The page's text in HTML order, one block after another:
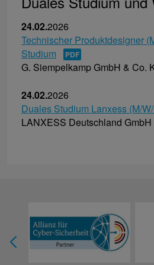
24.02.2026
Technischer Produktdesigner
Studium
G. Siempelkamp GmbH & Co.
24.02.2026
Duales Studium Lanxess (M/
LANXESS Deutschland GmbH